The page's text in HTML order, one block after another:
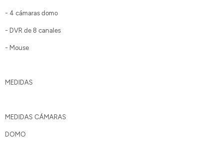
- 4 cámaras domo
- DVR de 8 canales
- Mouse
MEDIDAS
MEDIDAS CÁMARAS
DOMO